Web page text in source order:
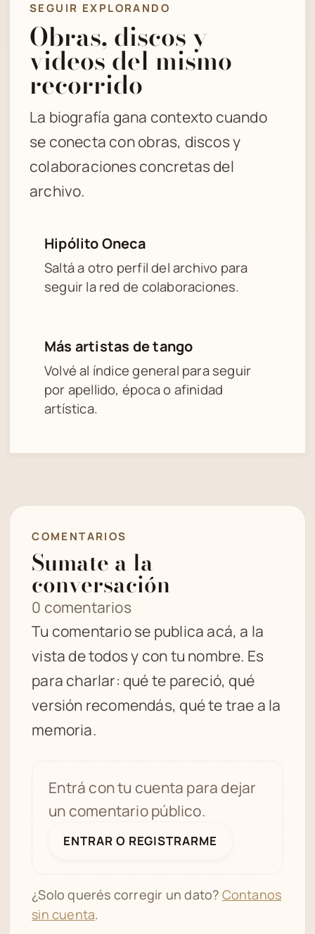
SEGUIR EXPLORANDO
Obras, discos y
videos del mismo
recorrido
La biografía gana contexto cuando
se conecta con obras, discos y
colaboraciones concretas del
archivo.
Hipólito Oneca
Saltá a otro perfil del archivo para
seguir la red de colaboraciones.
Más artistas de tango
Volvé al índice general para seguir
por apellido, época o afinidad
artística.
COMENTARIOS
Sumate a la
conversación
0 comentarios
Tu comentario se publica acá, a la
vista de todos y con tu nombre. Es
para charlar: qué te pareció, qué
versión recomendás, qué te trae a la
memoria.
Entrá con tu cuenta para dejar
un comentario público.
ENTRAR O REGISTRARME
¿Solo querés corregir un dato? Contanos
sin cuenta.